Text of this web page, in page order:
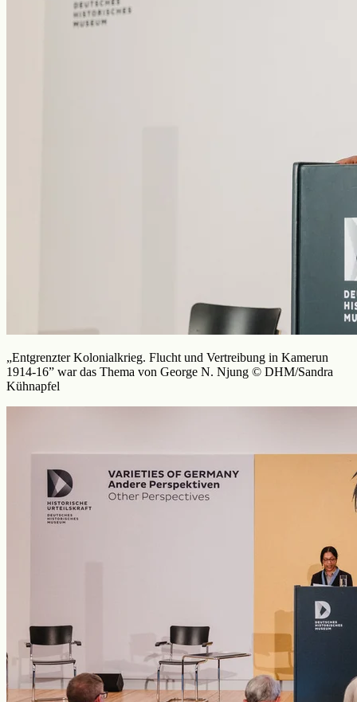
„Entgrenzter Kolonialkrieg. Flucht und Vertreibung in Kamerun
1914-16” war das Thema von George N. Njung © DHM/Sandra
Kühnapfel